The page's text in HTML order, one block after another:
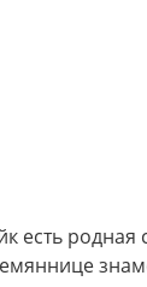
родная